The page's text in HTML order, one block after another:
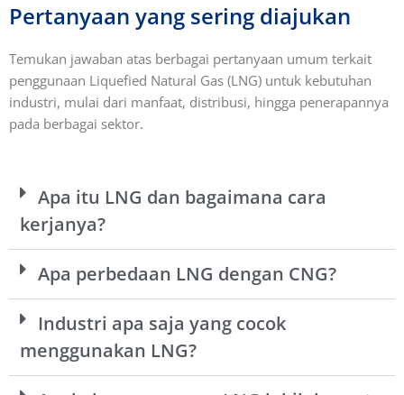
Pertanyaan yang sering diajukan
Temukan jawaban atas berbagai pertanyaan umum terkait
penggunaan Liquefied Natural Gas (LNG) untuk kebutuhan
industri, mulai dari manfaat, distribusi, hingga penerapannya
pada berbagai sektor.
Apa itu LNG dan bagaimana cara
kerjanya?
Apa perbedaan LNG dengan CNG?
Industri apa saja yang cocok
menggunakan LNG?